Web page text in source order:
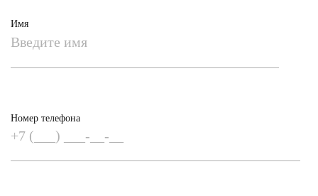
Имя
Номер телефона